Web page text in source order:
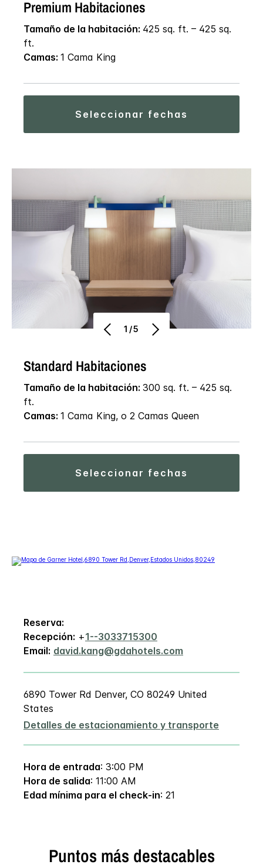
Premium Habitaciones
Tamaño de la habitación: 425 sq. ft. – 425 sq.
ft.
Camas: 1 Cama King
seleccionar fechas
1/5
Standard Habitaciones
Tamaño de la habitación: 300 sq. ft. – 425 sq.
ft.
Camas: 1 Cama King, o 2 Camas Queen
seleccionar fechas
Reserva:
Recepción: +1--3033715300
Email: david.kang@gdahotels.com
6890 Tower Rd Denver, CO 80249 United
States
Detalles de estacionamiento y transporte
Hora de entrada: 3:00 PM
Hora de salida: 11:00 AM
Edad mínima para el check-in: 21
Puntos más destacables